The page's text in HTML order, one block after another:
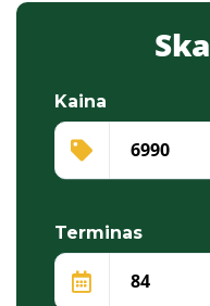
Kaina
Terminas